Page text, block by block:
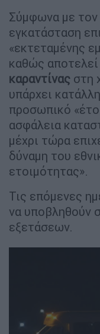
Σύμφωνα με τον
εγκατάσταση
«εκτεταμένης
καθώς
καραντίνας στη
υπάρχει
προσωπικό
ασφάλεια
μέχρι τώρα
δύναμη του
ετοιμότητας».
Τις επόμενες
να υποβληθούν
εξετάσεων.